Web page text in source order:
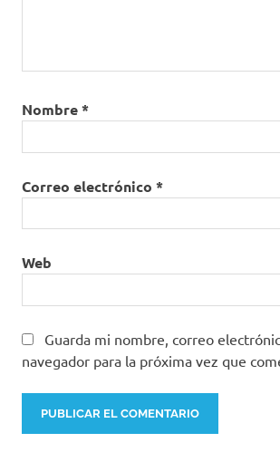
Nombre*
Correo electrónico *
Web
Guarda mi nombre, correo
navegador para la próxima vez que